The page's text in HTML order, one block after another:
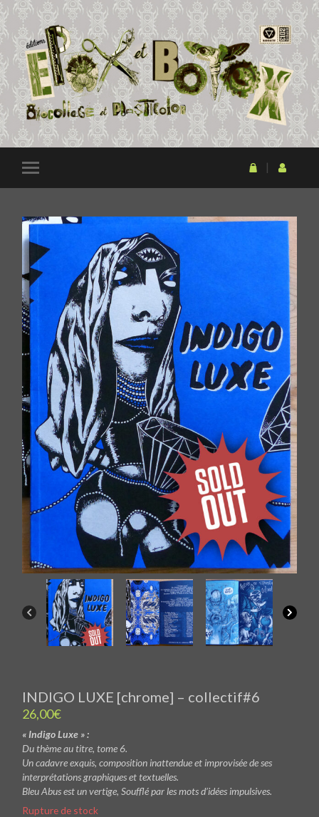
INDIGO LUXE [chrome] – collectif#6
26,00€
« Indigo Luxe » :
Du thème au titre, tome 6.
Un cadavre exquis, composition inattendue et improvisée de ses
interprétations graphiques et textuelles.
Bleu Abus est un vertige, Soufflé par les mots d’idées impulsives.
Rupture de stock